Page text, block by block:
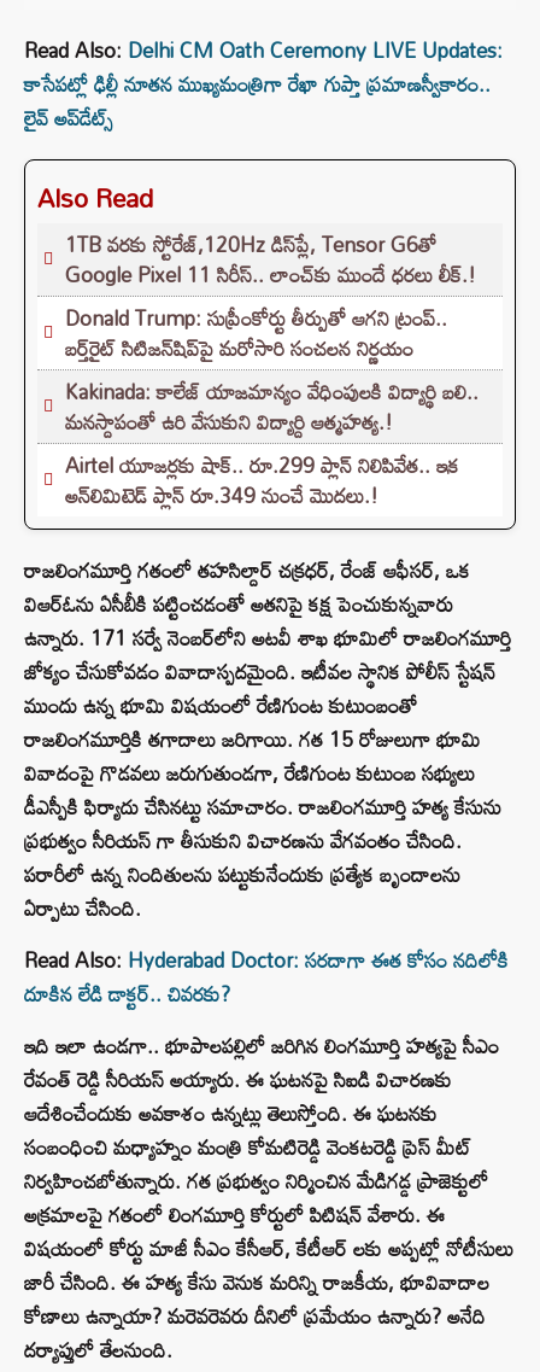
Read Also: Delhi CM Oath Ceremony LIVE Updates:
కాసేపట్లో ఢిల్లీ నూతన ముఖ్యమంత్రిగా రేఖా గుప్తా ప్రమాణస్వీకారం..
లైవ్ అప్⁬డేట్స్
Also Read
1TB వరకు స్టోరేజ్,120Hz డిస్‌ప్లే, Tensor G6తో
Google Pixel 11 సిరీస్.. లాంచ్⁭కు ముందే ధరలు లీక్.!
Donald Trump: సుప్రీంకోర్టు తీర్పుతో ఆగని ట్రంప్..
బర్త్‌రైట్ సిటిజన్‌షిప్‌పై మరోసారి సంచలన నిర్ణయం
Kakinada: కాలేజ్ యాజమాన్యం వేధింపులకి విద్యార్థి బలి..
మనస్దాపంతో ఉరి వేసుకుని విద్యార్ది ఆత్మహత్య.!
Airtel యూజర్లకు షాక్.. రూ.299 ప్లాన్ నిలిపివేత.. ఇక
అన్‌లిమిటెడ్ ప్లాన్ రూ.349 నుంచే మొదలు.!
రాజలింగమూర్తి గతంలో తహసిల్దార్ చక్రధర్, రేంజ్ ఆఫీసర్, ఒక
విఆర్ఓను ఏసీబీకి పట్టించడంతో అతనిపై కక్ష పెంచుకున్నవారు
ఉన్నారు. 171 సర్వే నెంబర్‌లోని అటవీ శాఖ భూమిలో రాజలింగమూర్తి
జోక్యం చేసుకోవడం వివాదాస్పదమైంది. ఇటీవల స్థానిక పోలీస్ స్టేషన్
ముందు ఉన్న భూమి విషయంలో రేణిగుంట కుటుంబంతో
రాజలింగమూర్తికి తగాదాలు జరిగాయి. గత 15 రోజులుగా భూమి
వివాదంపై గొడవలు జరుగుతుండగా, రేణిగుంట కుటుంబ సభ్యులు
డీఎస్పీకి ఫిర్యాదు చేసినట్టు సమాచారం. రాజలింగమూర్తి హత్య కేసును
ప్రభుత్వం సీరియస్ గా తీసుకుని విచారణను వేగవంతం చేసింది.
పరారీలో ఉన్న నిందితులను పట్టుకునేందుకు ప్రత్యేక బృందాలను
ఏర్పాటు చేసింది.
Read Also: Hyderabad Doctor: సరదాగా ఈత కోసం నదిలోకి
దూకిన లేడి డాక్టర్.. చివరకు?
ఇది ఇలా ఉండగా.. భూపాలపల్లిలో జరిగిన లింగమూర్తి హత్యపై సీఎం
రేవంత్ రెడ్డి సీరియస్ అయ్యారు. ఈ ఘటనపై సిఐడి విచారణకు
ఆదేశించేందుకు అవకాశం ఉన్నట్లు తెలుస్తోంది. ఈ ఘటనకు
సంబంధించి మధ్యాహ్నం మంత్రి కోమటిరెడ్డి వెంకటరెడ్డి ప్రెస్ మీట్
నిర్వహించబోతున్నారు. గత ప్రభుత్వం నిర్మించిన మేడిగడ్డ ప్రాజెక్టులో
అక్రమాలపై గతంలో లింగమూర్తి కోర్టులో పిటిషన్ వేశారు. ఈ
విషయంలో కోర్టు మాజీ సీఎం కేసీఆర్, కేటీఆర్ లకు అప్పట్లో నోటీసులు
జారీ చేసింది. ఈ హత్య కేసు వెనుక మరిన్ని రాజకీయ, భూవివాదాల
కోణాలు ఉన్నాయా? మరెవరెవరు దీనిలో ప్రమేయం ఉన్నారు? అనేది
దర్యాప్తులో తేలనుంది.